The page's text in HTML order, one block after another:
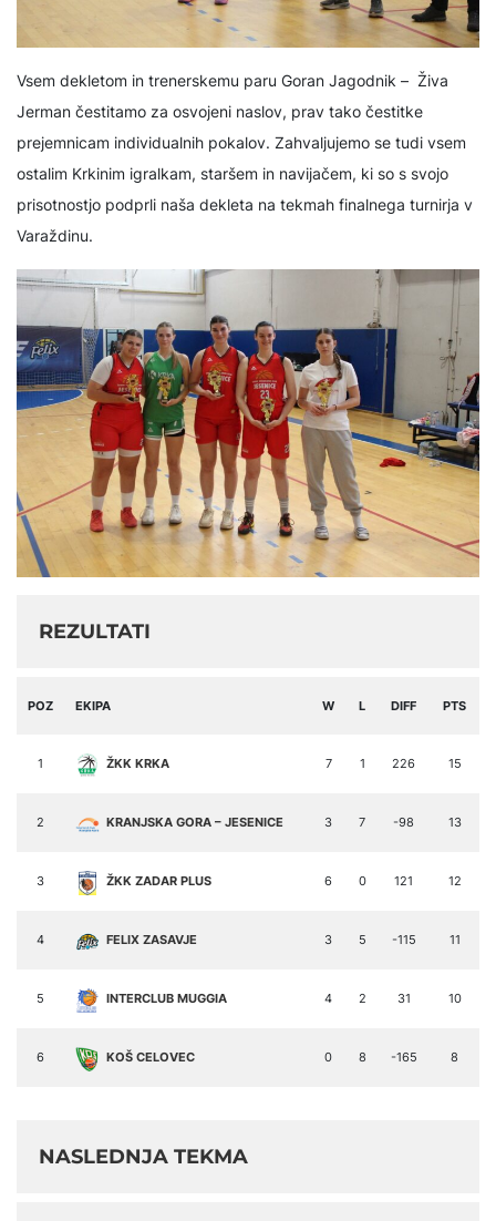
Vsem dekletom in trenerskemu paru Goran Jagodnik – Živa
Jerman čestitamo za osvojeni naslov, prav tako čestitke
prejemnicam individualnih pokalov. Zahvaljujemo se tudi vsem
ostalim Krkinim igralkam, staršem in navijačem, ki so s svojo
prisotnostjo podprli naša dekleta na tekmah finalnega turnirja v
Varaždinu.
REZULTATI
POZ EKIPA W L DIFF PTS
1 ŽKK KRKA 7 1 226 15
2 KRANJSKA GORA – JESENICE 3 7 -98 13
3 ŽKK ZADAR PLUS 6 0 121 12
4 FELIX ZASAVJE 3 5 -115 11
5 INTERCLUB MUGGIA 4 2 31 10
6 KOŠ CELOVEC 0 8 -165 8
NASLEDNJA TEKMA